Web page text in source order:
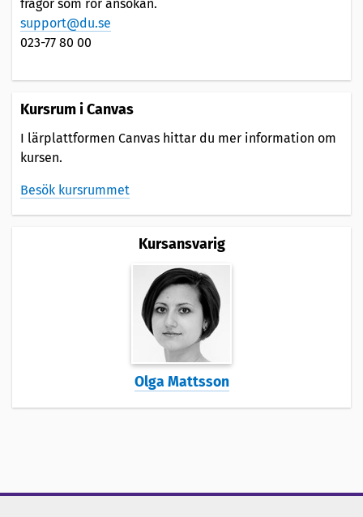
frågor som rör ansökan.
support@du.se
023-77 80 00
Kursrum i Canvas
I lärplattformen Canvas hittar du mer information om
kursen.
Besök kursrummet
Kursansvarig
Olga Mattsson